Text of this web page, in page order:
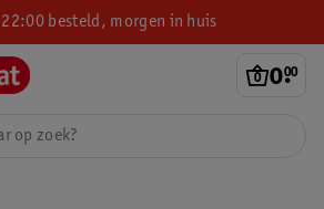
besteld, morgen in huis
0.
00